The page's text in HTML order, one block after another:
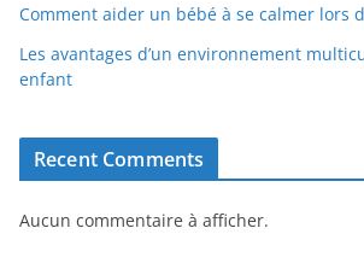
Comment aider un bébé à se calmer lors
Les avantages d’un environnement
enfant
Recent Comments
Aucun commentaire à afficher.